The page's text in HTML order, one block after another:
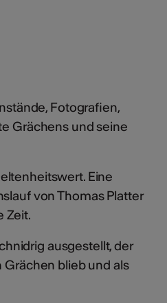
Fotografien,
Grächens und seine
Eine
von Thomas Platter
Zeit.
ausgestellt, der
blieb und als